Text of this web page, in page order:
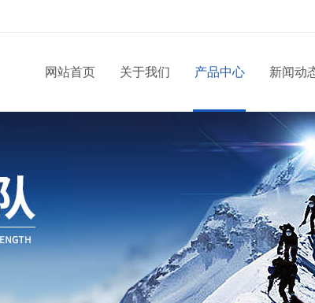
网站首页 关于我们 产品中心 新闻动